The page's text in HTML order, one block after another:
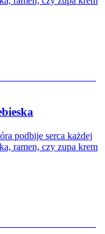
podbije serca każdej
ramen, czy zupa krem